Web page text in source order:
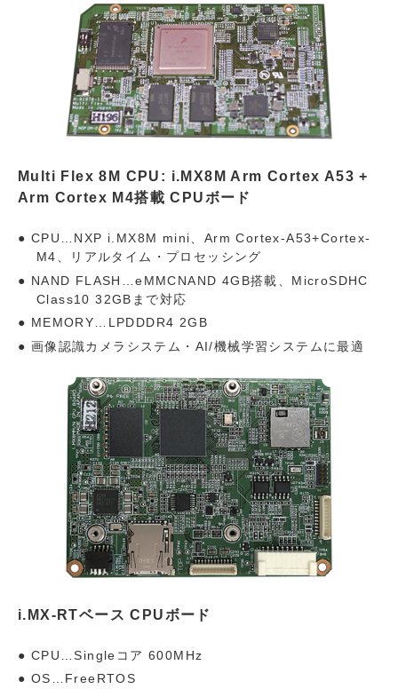
Multi Flex 8M CPU: i.MX8M Arm Cortex A53 +
Arm Cortex M4搭載 CPUボード
CPU…NXP i.MX8M mini、Arm Cortex-A53+Cortex-
M4、リアルタイム・プロセッシング
NAND FLASH…eMMCNAND 4GB搭載、MicroSDHC
Class10 32GBまで対応
MEMORY…LPDDDR4 2GB
画像認識カメラシステム・AI/機械学習システムに最適
i.MX-RTベース CPUボード
CPU…Singleコア 600MHz
OS…FreeRTOS